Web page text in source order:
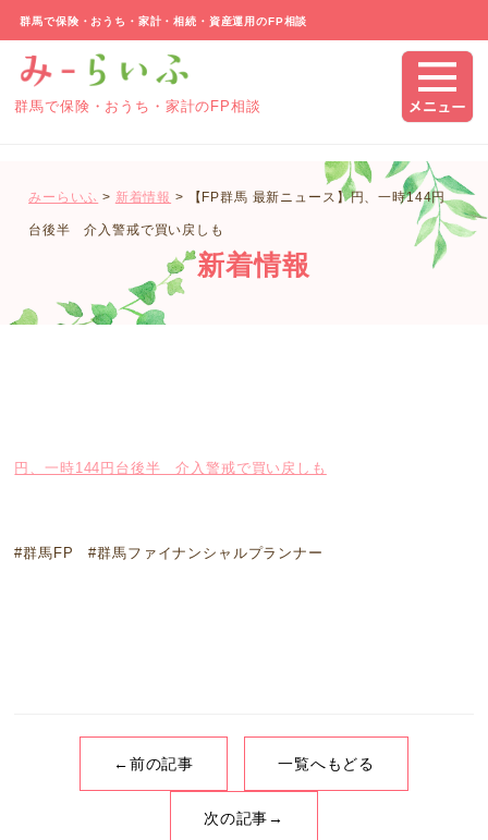
群馬で保険・おうち・家計・相続・資産運用のFP相談
群馬で保険・おうち・家計のFP相談
みーらいふ > 新着情報 > 【FP群馬 最新ニュース】円、一時144円
台後半 介入警戒で買い戻しも
新着情報
円、一時144円台後半 介入警戒で買い戻しも
#群馬FP #群馬ファイナンシャルプランナー
←前の記事 一覧へもどる
次の記事→